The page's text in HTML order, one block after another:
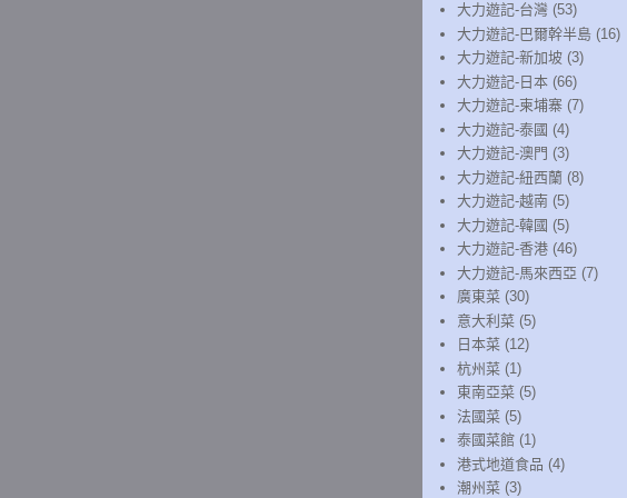
大力遊記-台灣 (53)
大力遊記-巴爾幹半島 (16)
大力遊記-新加坡 (3)
大力遊記-日本 (66)
大力遊記-柬埔寨 (7)
大力遊記-泰國 (4)
大力遊記-澳門 (3)
大力遊記-紐西蘭 (8)
大力遊記-越南 (5)
大力遊記-韓國 (5)
大力遊記-香港 (46)
大力遊記-馬來西亞 (7)
廣東菜 (30)
意大利菜 (5)
日本菜 (12)
杭州菜 (1)
東南亞菜 (5)
法國菜 (5)
泰國菜館 (1)
港式地道食品 (4)
潮州菜 (3)